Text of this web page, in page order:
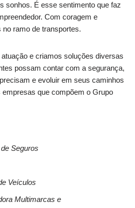
sonhos. É esse sentimento que faz
Com coragem e
ramo de transportes.
e criamos soluções diversas
possam contar com a segurança,
e evoluir em seus caminhos
que compõem o Grupo
Seguros
Veículos
Multimarcas e